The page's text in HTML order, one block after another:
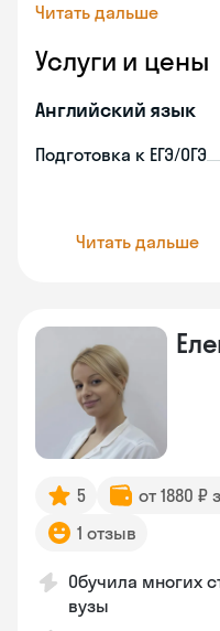
Читать дальше
Услуги и цены
Английский язык
Подготовка к ЕГЭ/ОГЭ
Читать дальше
5 от 1880 ₽
1 отзыв
Обучила многих
вузы